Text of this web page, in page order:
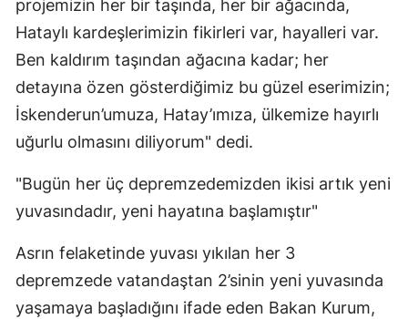
projemizin her bir taşında, her bir ağacında,
Hataylı kardeşlerimizin fikirleri var, hayalleri var.
Ben kaldırım taşından ağacına kadar; her
detayına özen gösterdiğimiz bu güzel eserimizin;
İskenderun’umuza, Hatay’ımıza, ülkemize hayırlı
uğurlu olmasını diliyorum" dedi.
"Bugün her üç depremzedemizden ikisi artık yeni
yuvasındadır, yeni hayatına başlamıştır"
Asrın felaketinde yuvası yıkılan her 3
depremzede vatandaştan 2’sinin yeni yuvasında
yaşamaya başladığını ifade eden Bakan Kurum,